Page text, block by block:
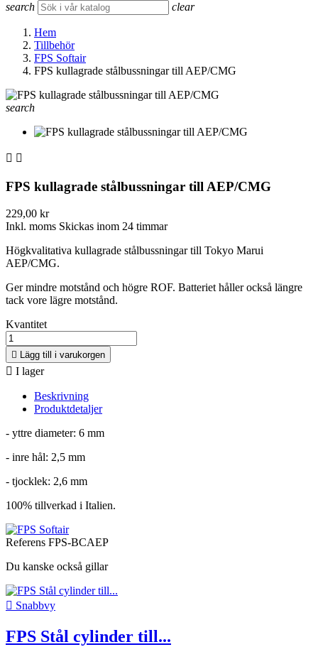
search clear
Hem
Tillbehör
FPS Softair
FPS kullagrade stålbussningar till AEP/CMG
search
 
FPS kullagrade stålbussningar till AEP/CMG
229,00 kr
Inkl. moms Skickas inom 24 timmar
Högkvalitativa kullagrade stålbussningar till Tokyo Marui
AEP/CMG.
Ger mindre motstånd och högre ROF. Batteriet håller också längre
tack vore lägre motstånd.
Kvantitet
 Lägg till i varukorgen
 I lager
Beskrivning
Produktdetaljer
- yttre diameter: 6 mm
- inre hål: 2,5 mm
- tjocklek: 2,6 mm
100% tillverkad i Italien.
Referens FPS-BCAEP
Du kanske också gillar
 Snabbvy
FPS Stål cylinder till...